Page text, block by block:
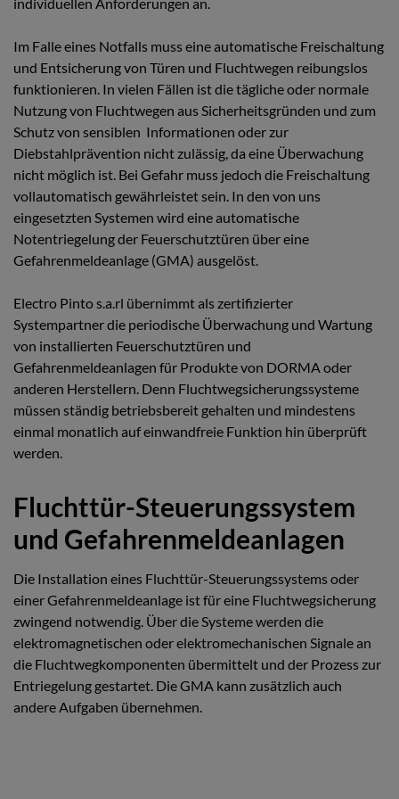
Im Falle eines Notfalls muss eine automatische Freischaltung
und Entsicherung von Türen und Fluchtwegen reibungslos
funktionieren. In vielen Fällen ist die tägliche oder normale
Nutzung von Fluchtwegen aus Sicherheitsgründen und zum
Schutz von sensiblen Informationen oder zur
Diebstahlprävention nicht zulässig, da eine Überwachung
nicht möglich ist. Bei Gefahr muss jedoch die Freischaltung
vollautomatisch gewährleistet sein. In den von uns
eingesetzten Systemen wird eine automatische
Notentriegelung der Feuerschutztüren über eine
Gefahrenmeldeanlage (GMA) ausgelöst.
Electro Pinto s.a.rl übernimmt als zertifizierter
Systempartner die periodische Überwachung und Wartung
von installierten Feuerschutztüren und
Gefahrenmeldeanlagen für Produkte von DORMA oder
anderen Herstellern. Denn Fluchtwegsicherungssysteme
müssen ständig betriebsbereit gehalten und mindestens
einmal monatlich auf einwandfreie Funktion hin überprüft
werden.
Fluchttür-Steuerungssystem
und Gefahrenmeldeanlagen
Die Installation eines Fluchttür-Steuerungssystems oder
einer Gefahrenmeldeanlage ist für eine Fluchtwegsicherung
zwingend notwendig. Über die Systeme werden die
elektromagnetischen oder elektromechanischen Signale an
die Fluchtwegkomponenten übermittelt und der Prozess zur
Entriegelung gestartet. Die GMA kann zusätzlich auch
andere Aufgaben übernehmen.